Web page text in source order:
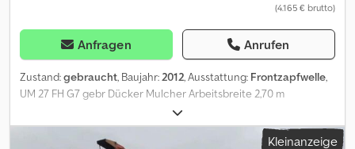
(4.165 € brutto)
Anfragen Anrufen
Zustand:gebraucht, Baujahr: 2012, Ausstattung: Frontzapfwelle,
UM 27 FH G7 gebr Dücker Mulcher Arbeitsbreite 2,70 m
Zapfwellenantrieb Djdpfx Ahoy Hd Aijcjck manuelle Bedienung
Gelenkwelle Große Stützwalze freischwingende Schlegel
Dreipunkt- Anbauvorrichtung
Kleinanzeige